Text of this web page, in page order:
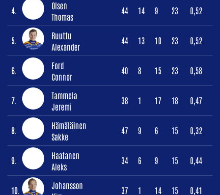
4.
Olsen
Thomas
44 14 9 23 0,52
5.
Ruuttu
Alexander
44 13 10 23 0,52
6.
Ford
Connor
40 8 15 23 0,58
7.
Tammela
Jeremi
38 1 17 18 0,47
8.
Hämäläinen
Sakke
47 9 6 15 0,32
9.
Haatanen
Aleks
34 6 9 15 0,44
10.
Johansson
37 1 14 15 0,41